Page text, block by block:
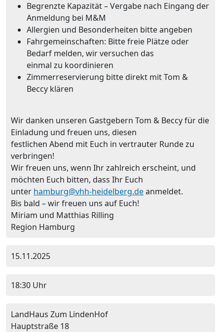
Begrenzte Kapazität – Vergabe nach Eingang der
Anmeldung bei M&M
Allergien und Besonderheiten bitte angeben
Fahrgemeinschaften: Bitte freie Plätze oder
Bedarf melden, wir versuchen das
einmal zu koordinieren
Zimmerreservierung bitte direkt mit Tom &
Beccy klären
Wir danken unseren Gastgebern Tom & Beccy für die
Einladung und freuen uns, diesen
festlichen Abend mit Euch in vertrauter Runde zu
verbringen!
Wir freuen uns, wenn Ihr zahlreich erscheint, und
möchten Euch bitten, dass Ihr Euch
unter hamburg@vhh-heidelberg.deanmeldet.
Bis bald – wir freuen uns auf Euch!
Miriam und Matthias Rilling
Region Hamburg
15.11.2025
18:30 Uhr
LandHaus Zum LindenHof
Hauptstraße 18